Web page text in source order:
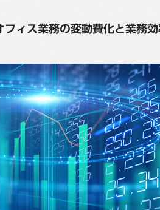
ィス業務の変動費化と業務